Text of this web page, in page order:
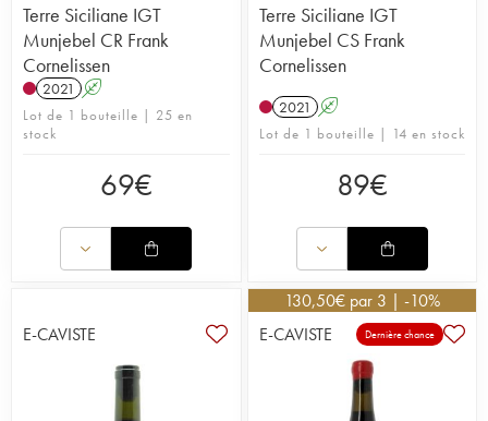
Terre Siciliane IGT
Munjebel CR Frank
Cornelissen
2021 A
Lot de 1 bouteille | 25 en
stock
69€
Terre Siciliane IGT
Munjebel CS Frank
Cornelissen
2021 A
Lot de 1 bouteille | 14 en stock
89€
E-CAVISTE
130,50€ par 3 | -10%
E-CAVISTE
Dernière chance